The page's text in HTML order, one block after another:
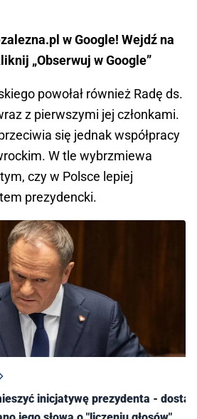
w Google! Wejdź na
„Obserwuj w Google”
powołał również Radę ds.
z pierwszymi jej członkami.
się jednak współpracy
W tle wybrzmiewa
czy w Polsce lepiej
prezydencki.
inicjatywę prezydenta - dostał